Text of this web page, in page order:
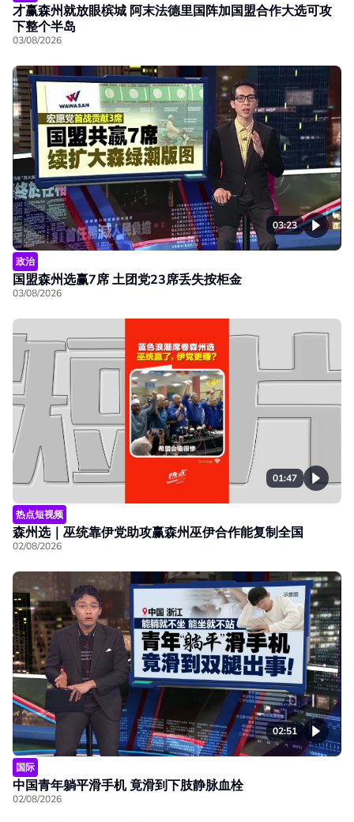
才赢森州就放眼槟城 阿末法德里国阵加国盟合作大选可攻
下整个半岛
03/08/2026
03:23
政治
国盟森州选赢7席 土团党23席丢失按柜金
03/08/2026
01:47
热点短视频
森州选｜巫统靠伊党助攻赢森州巫伊合作能复制全国
02/08/2026
02:51
国际
中国青年躺平滑手机 竟滑到下肢静脉血栓
02/08/2026